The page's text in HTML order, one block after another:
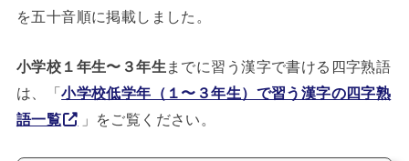
を五十音順に掲載しました。
小学校１年生〜３年生 までに習う漢字で書ける四字熟語
は、「小学校低学年（１〜３年生）で習う漢字の四字熟
語一覧
」をご覧ください。